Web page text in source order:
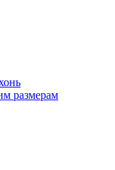
размерам